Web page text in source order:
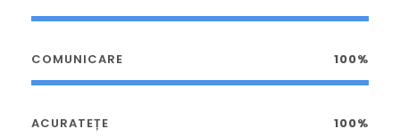
COMUNICARE 100%
ACURATEȚE 100%